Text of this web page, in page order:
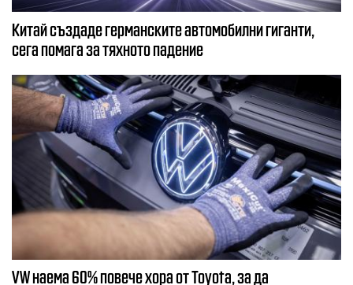
Китай създаде германските автомобилни гиганти,
сега помага за тяхното падение
VW наема 60% повече хора от Toyota, за да